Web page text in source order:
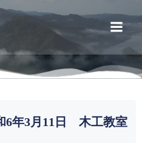
6年3月11日 木工教室